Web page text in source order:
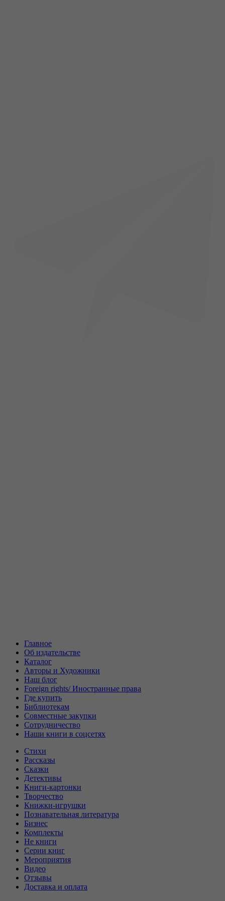
Главное
Об издательстве
Каталог
Авторы и Художники
Наш блог
Foreign rights/ Иностранные права
Где купить
Библиотекам
Совместные закупки
Сотрудничество
Наши книги в соцсетях
Стихи
Рассказы
Сказки
Детективы
Книги-картонки
Творчество
Книжки-игрушки
Познавательная литература
Бизнес
Комплекты
Не книги
Серии книг
Мероприятия
Видео
Отзывы
Доставка и оплата